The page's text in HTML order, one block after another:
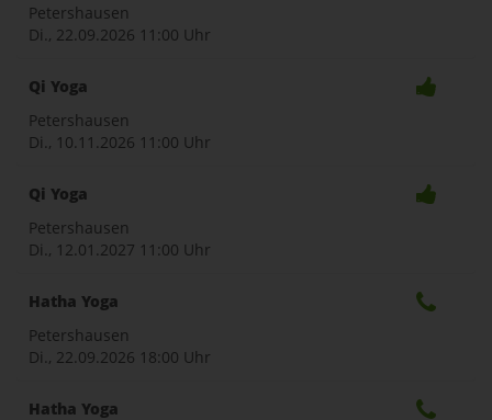
Petershausen
Di., 22.09.2026 11:00 Uhr
Qi Yoga
Petershausen
Di., 10.11.2026 11:00 Uhr
Qi Yoga
Petershausen
Di., 12.01.2027 11:00 Uhr
Hatha Yoga
Petershausen
Di., 22.09.2026 18:00 Uhr
Hatha Yoga